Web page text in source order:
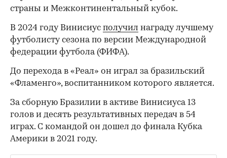
страны и Межконтинентальный кубок.
В 2024 году Винисиус получил награду лучшему
футболисту сезона по версии Международной
федерации футбола (ФИФА).
До перехода в «Реал» он играл за бразильский
«Фламенго», воспитанником которого является.
За сборную Бразилии в активе Винисиуса 13
голов и десять результативных передач в 54
играх. С командой он дошел до финала Кубка
Америки в 2021 году.